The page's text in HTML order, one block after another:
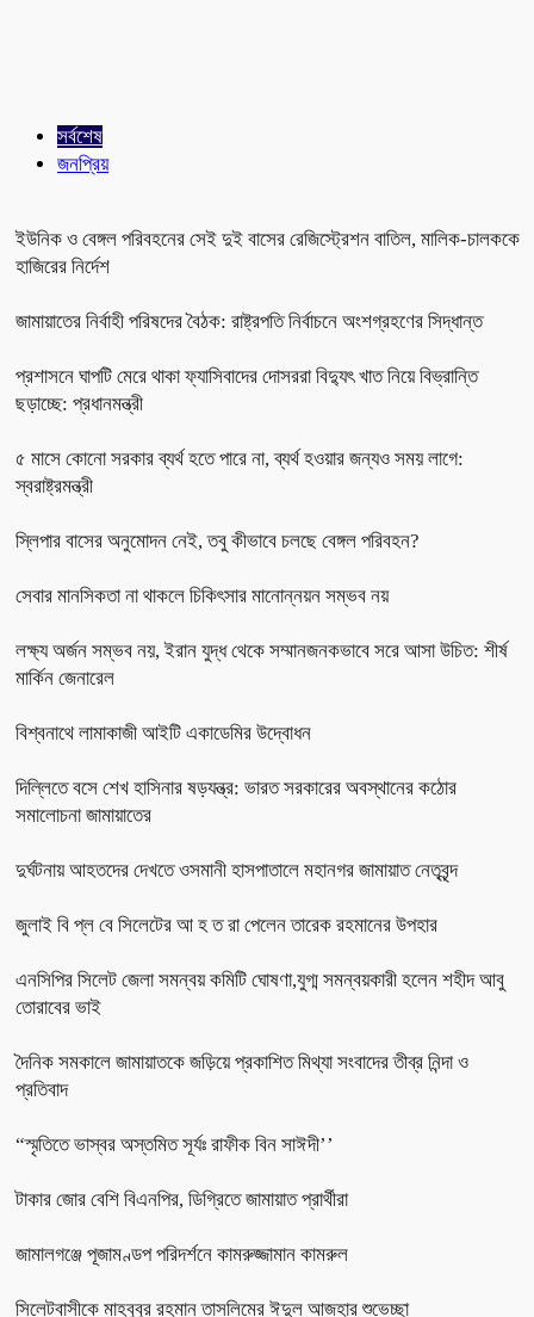
সর্বশেষ
জনপ্রিয়
ইউনিক ও বেঙ্গল পরিবহনের সেই দুই বাসের রেজিস্ট্রেশন বাতিল, মালিক-চালককে
হাজিরের নির্দেশ
জামায়াতের নির্বাহী পরিষদের বৈঠক: রাষ্ট্রপতি নির্বাচনে অংশগ্রহণের সিদ্ধান্ত
প্রশাসনে ঘাপটি মেরে থাকা ফ্যাসিবাদের দোসররা বিদ্যুৎ খাত নিয়ে বিভ্রান্তি
ছড়াচ্ছে: প্রধানমন্ত্রী
৫ মাসে কোনো সরকার ব্যর্থ হতে পারে না, ব্যর্থ হওয়ার জন্যও সময় লাগে:
স্বরাষ্ট্রমন্ত্রী
স্লিপার বাসের অনুমোদন নেই, তবু কীভাবে চলছে বেঙ্গল পরিবহন?
সেবার মানসিকতা না থাকলে চিকিৎসার মানোন্নয়ন সম্ভব নয়
লক্ষ্য অর্জন সম্ভব নয়, ইরান যুদ্ধ থেকে সম্মানজনকভাবে সরে আসা উচিত: শীর্ষ
মার্কিন জেনারেল
বিশ্বনাথে লামাকাজী আইটি একাডেমির উদ্বোধন
দিল্লিতে বসে শেখ হাসিনার ষড়যন্ত্র: ভারত সরকারের অবস্থানের কঠোর
সমালোচনা জামায়াতের
দুর্ঘটনায় আহতদের দেখতে ওসমানী হাসপাতালে মহানগর জামায়াত নেতৃবৃন্দ
জুলাই বি প্ল বে সিলেটের আ হ ত রা পেলেন তারেক রহমানের উপহার
এনসিপির সিলেট জেলা সমন্বয় কমিটি ঘোষণা,যুগ্ম সমন্বয়কারী হলেন শহীদ আবু
তোরাবের ভাই
দৈনিক সমকালে জামায়াতকে জড়িয়ে প্রকাশিত মিথ্যা সংবাদের তীব্র নিন্দা ও
প্রতিবাদ
“স্মৃতিতে ভাস্বর অস্তমিত সূর্যঃ রাফীক বিন সাঈদী’’
টাকার জোর বেশি বিএনপির, ডিগ্রিতে জামায়াত প্রার্থীরা
জামালগঞ্জে পূজামণ্ডপ পরিদর্শনে কামরুজ্জামান কামরুল
সিলেটবাসীকে মাহবুবুর রহমান তাসলিমের ঈদুল আজহার শুভেচ্ছা